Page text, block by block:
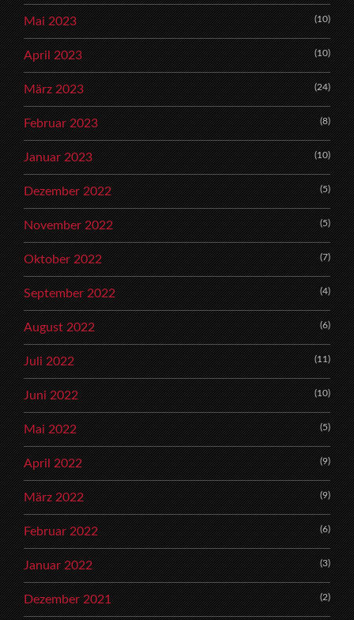
Mai 2023 (10)
April 2023 (10)
März 2023 (24)
Februar 2023 (8)
Januar 2023 (10)
Dezember 2022 (5)
November 2022 (5)
Oktober 2022 (7)
September 2022 (4)
August 2022 (6)
Juli 2022 (11)
Juni 2022 (10)
Mai 2022 (5)
April 2022 (9)
März 2022 (9)
Februar 2022 (6)
Januar 2022 (3)
Dezember 2021 (2)